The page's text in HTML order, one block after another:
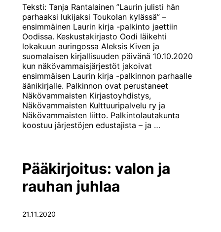
Teksti: Tanja Rantalainen ”Laurin julisti hän
parhaaksi lukijaksi Toukolan kylässä” –
ensimmäinen Laurin kirja -palkinto jaettiin
Oodissa. Keskustakirjasto Oodi läikehti
lokakuun auringossa Aleksis Kiven ja
suomalaisen kirjallisuuden päivänä 10.10.2020
kun näkövammaisjärjestöt jakoivat
ensimmäisen Laurin kirja -palkinnon parhaalle
äänikirjalle. Palkinnon ovat perustaneet
Näkövammaisten Kirjastoyhdistys,
Näkövammaisten Kulttuuripalvelu ry ja
Näkövammaisten liitto. Palkintolautakunta
koostuu järjestöjen edustajista – ja …
palkinto
Pääkirjoitus: valon ja
rauhan juhlaa
21.11.2020